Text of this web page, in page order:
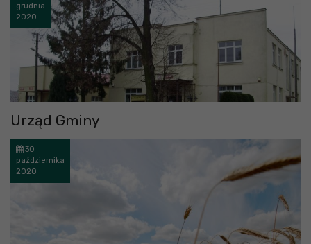
grudnia
2020
Urząd Gminy
30
października
2020